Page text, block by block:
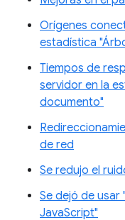
Orígenes
estadística
Tiempos de
servidor en la
documento"
de red
Se redujo el
Se dejó de usar
JavaScript"